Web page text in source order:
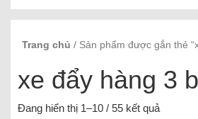
Trang chủ / Sản phẩm được gắn thẻ
xe đẩy hàng 3
Đang hiển thị 1–10 / 55 kết quả